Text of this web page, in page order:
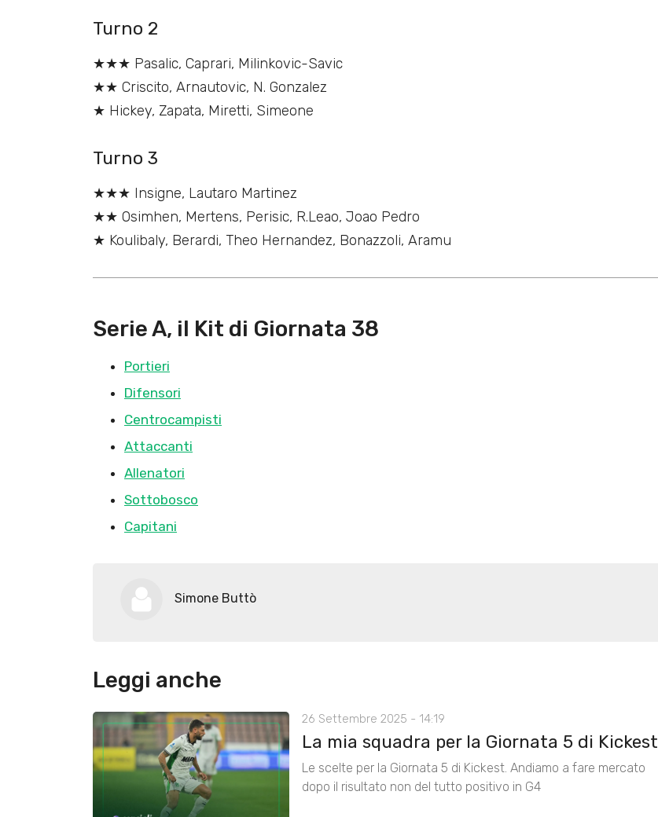
Turno 2
★★★ Pasalic, Caprari, Milinkovic-Savic
★★ Criscito, Arnautovic, N. Gonzalez
★ Hickey, Zapata, Miretti, Simeone
Turno 3
★★★ Insigne, Lautaro Martinez
★★ Osimhen, Mertens, Perisic, R.Leao, Joao Pedro
★ Koulibaly, Berardi, Theo Hernandez, Bonazzoli, Aramu
Serie A, il Kit di Giornata 38
Portieri
Difensori
Centrocampisti
Attaccanti
Allenatori
Sottobosco
Capitani
Simone Buttò
Leggi anche
26 Settembre 2025 - 14:19
La mia squadra per la Giornata 5 di Kickest
Le scelte per la Giornata 5 di Kickest. Andiamo a fare mercato
dopo il risultato non del tutto positivo in G4